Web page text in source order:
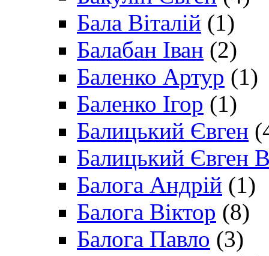
Бала Віталій (1)
Балабан Іван (2)
Баленко Артур (1)
Баленко Ігор (1)
Балицький Євген
Балицький Євген
Балога Андрій (1)
Балога Віктор (8)
Балога Павло (3)